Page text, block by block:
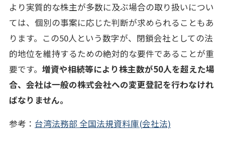
より実質的な株主が多数に及ぶ場合の取り扱いについ
ては、個別の事案に応じた判断が求められることもあ
ります。この50人という数字が、閉鎖会社としての法
的地位を維持するための絶対的な要件であることが重
要です。 増資や相続等により株主数が50人を超えた場
合、会社は一般の株式会社への変更登記を行わなけれ
ばなりません。
参考： 台湾法務部 全国法規資料庫(会社法)